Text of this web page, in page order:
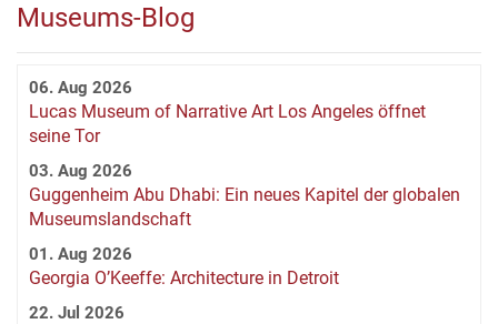
Museums-Blog
06. Aug 2026
Lucas Museum of Narrative Art Los Angeles öffnet
seine Tor
03. Aug 2026
Guggenheim Abu Dhabi: Ein neues Kapitel der globalen
Museumslandschaft
01. Aug 2026
Georgia O’Keeffe: Architecture in Detroit
22. Jul 2026